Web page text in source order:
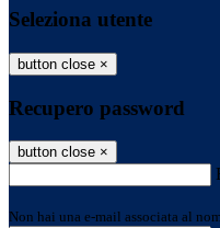
Seleziona utente
button close ×
Recupero password
button close ×
Non hai una e-mail associata al